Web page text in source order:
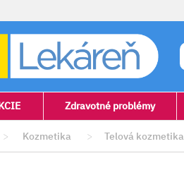
Zdravotné problémy
> Kozmetika > Telová kozmetika